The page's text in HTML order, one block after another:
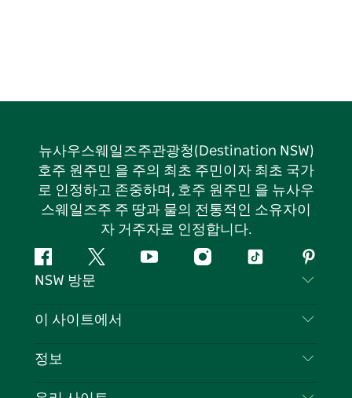
뉴사우스웨일즈주관광청(Destination NSW)
호주 원주민 을 주의 최초 주민이자 최초 국가
로 인정하고 존중하며, 호주 원주민 을 뉴사우
스웨일즈주 주 땅과 물의 전통적인 소유자이
자 거주자로 인정합니다.
페
이
북
지
다
유
인
틱
핀
터
스
NSW 방문
문의하기
이 사이트에서
목적지
정보
여행 정보